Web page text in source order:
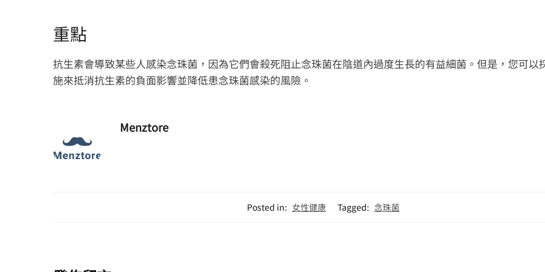
重點
抗生素會導致某些人感染念珠菌，因為它們會殺死阻止念珠菌在陰道內過度生長的有益細菌。但是，您可以
施來抵消抗生素的負面影響並降低患念珠菌感染的風險。
Menztore
Posted in: 女性健康 Tagged: 念珠菌